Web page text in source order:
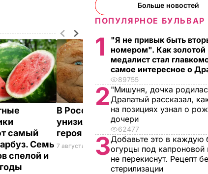
29 августа, 12.00
самый
Семь
спелой и
В России жестоко
унизили любимого
героя Путина
7 августа, 23.32БУЛЬВАР
"Димка был
сбухался".
попали
Кабаевой с
Больше новостей
ПОПУЛЯРНОЕ БУЛЬВАР
1
"Я не привык быть
номером". Как золотой
медалист стал
самое интересное о
89755
2 "Мишуня, дочка
Драпатый рассказал,
на позициях узнал о
дочери
62477
3Добавьте это в каждую
огурцы под
не перекиснут. Рецепт
стерилизации